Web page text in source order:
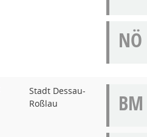
NÖ
Stadt Dessau-
Roßlau
BM